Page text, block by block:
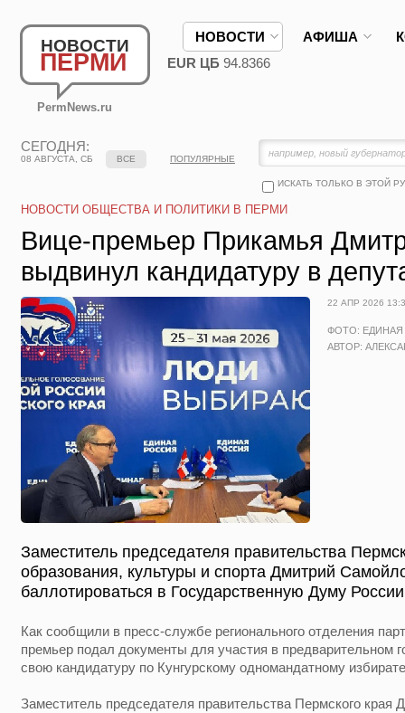
НОВОСТИ
ПЕРМИ
PermNews.ru
НОВОСТИ АФИША
EUR ЦБ 94.8366
СЕГОДНЯ:
08 АВГУСТА, СБ
ИСКАТЬ ТОЛЬКО В ЭТОЙ
ВСЕ ПОПУЛЯРНЫЕ
НОВОСТИ ОБЩЕСТВА И ПОЛИТИКИ В ПЕРМИ
Вице-премьер Прикамья
выдвинул кандидатуру в
22 АПР 2026
ФОТО:
АВТОР:
Заместитель председателя правительства
образования, культуры и спорта Дмитрий
баллотироваться в Государственную Думу
Как сообщили в пресс-службе регионального отделения
премьер подал документы для участия в предварительном
свою кандидатуру по Кунгурскому одномандатному
Заместитель председателя правительства Пермского